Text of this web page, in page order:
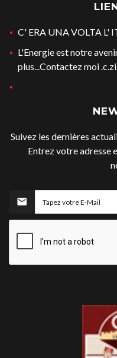
C' ERA UNA VOLTA L'
L'Energie est notre
plus...Contactez moi
Suivez les dernières
Entrez votre adresse